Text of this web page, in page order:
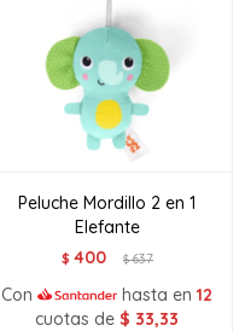
Peluche Mordillo 2 en 1
Elefante
$ 400 $637
Con hasta en 12
cuotas de $ 33,33